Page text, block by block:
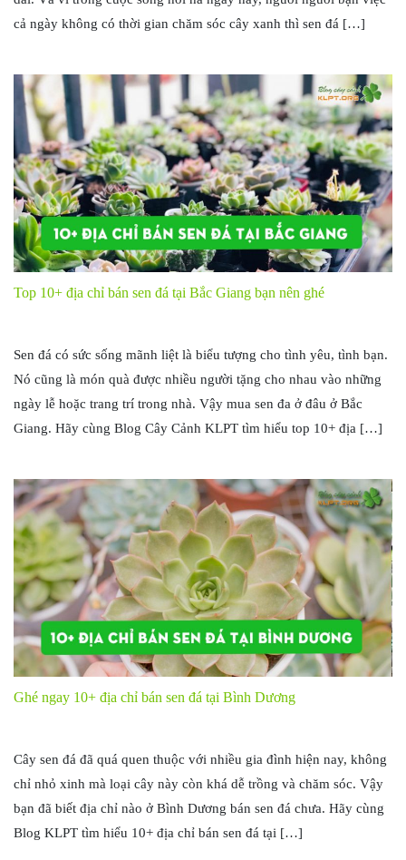
cả ngày không có thời gian chăm sóc cây xanh thì sen đá […]
Top 10+ địa chỉ bán sen đá tại Bắc Giang bạn nên ghé
Sen đá có sức sống mãnh liệt là biểu tượng cho tình yêu, tình bạn.
Nó cũng là món quà được nhiều người tặng cho nhau vào những
ngày lễ hoặc trang trí trong nhà. Vậy mua sen đa ở đâu ở Bắc
Giang. Hãy cùng Blog Cây Cảnh KLPT tìm hiểu top 10+ địa […]
Ghé ngay 10+ địa chỉ bán sen đá tại Bình Dương
Cây sen đá đã quá quen thuộc với nhiều gia đình hiện nay, không
chỉ nhỏ xinh mà loại cây này còn khá dễ trồng và chăm sóc. Vậy
bạn đã biết địa chỉ nào ở Bình Dương bán sen đá chưa. Hãy cùng
Blog KLPT tìm hiểu 10+ địa chỉ bán sen đá tại […]